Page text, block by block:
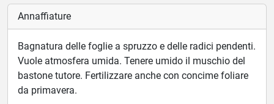
Annaffiature
Bagnatura delle foglie a spruzzo e delle radici pendenti.
Vuole atmosfera umida. Tenere umido il muschio del
bastone tutore. Fertilizzare anche con concime foliare
da primavera.